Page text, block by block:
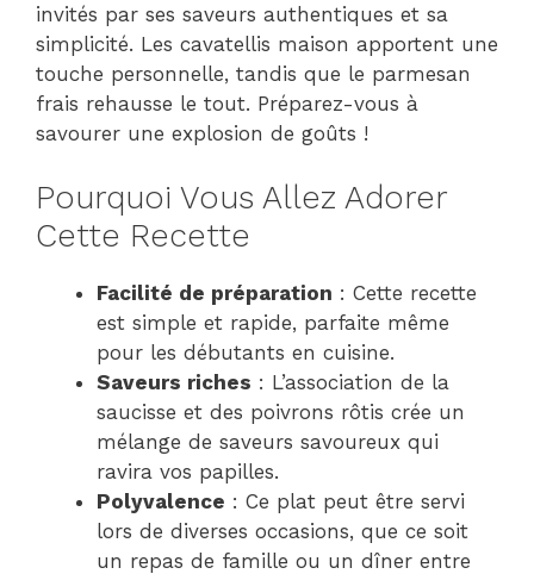
invités par ses saveurs authentiques et sa
simplicité. Les cavatellis maison apportent une
touche personnelle, tandis que le parmesan
frais rehausse le tout. Préparez-vous à
savourer une explosion de goûts !
Pourquoi Vous Allez Adorer
Cette Recette
Facilité de préparation : Cette recette
est simple et rapide, parfaite même
pour les débutants en cuisine.
Saveurs riches : L’association de la
saucisse et des poivrons rôtis crée un
mélange de saveurs savoureux qui
ravira vos papilles.
Polyvalence : Ce plat peut être servi
lors de diverses occasions, que ce soit
un repas de famille ou un dîner entre